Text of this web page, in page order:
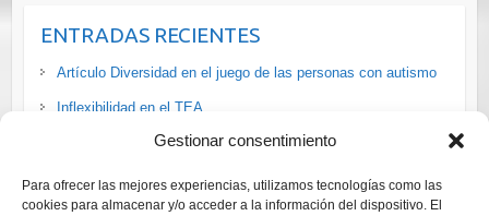
Gestionar consentimiento
Para ofrecer las mejores experiencias, utilizamos tecnologías como las
cookies para almacenar y/o acceder a la información del dispositivo. El
ENTRADAS RECIENTES
Artículo Diversidad en el juego de las personas con autismo
Inflexibilidad en el TEA
La situación de las personas #LGTBI+ con #discapacidad en
Cursos ADI-R y ADOS-2 Diagnóstico Trastornos del Espectro